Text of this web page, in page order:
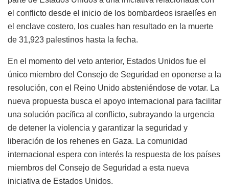
el conflicto desde el inicio de los bombardeos israelíes en
el enclave costero, los cuales han resultado en la muerte
de 31,923 palestinos hasta la fecha.
En el momento del veto anterior, Estados Unidos fue el
único miembro del Consejo de Seguridad en oponerse a la
resolución, con el Reino Unido absteniéndose de votar. La
nueva propuesta busca el apoyo internacional para facilitar
una solución pacífica al conflicto, subrayando la urgencia
de detener la violencia y garantizar la seguridad y
liberación de los rehenes en Gaza. La comunidad
internacional espera con interés la respuesta de los países
miembros del Consejo de Seguridad a esta nueva
iniciativa de Estados Unidos.